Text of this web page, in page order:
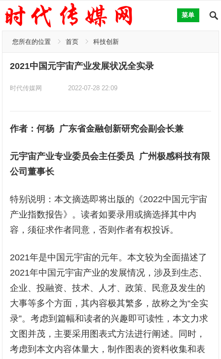
菜单
您所在的位置 首页 科技创新
2021中国元宇宙产业发展状况全实录
时代传媒网 2022-07-28 22:09
作者：何杨 广东省金融创新研究会副会长兼
元宇宙产业专业委员会主任委员 广州极感科技有限
公司董事长
特别说明：本文摘选即将出版的《2022中国元宇宙
产业指数报告》。读者如要录用或摘选择其中内
容，须征求作者同意，否则作者有权投诉。
2021年是中国元宇宙的元年。本文较为全面描述了
2021年中国元宇宙产业的发展情况，涉及到生态、
企业、投融资、技术、人才、政策、民意及发生的
大事等多个方面，其内容极其繁多，故称之为“全实
录”。考虑到篇幅和读者的兴趣即可读性，本文力求
文图并茂，主要采用图表式方法进行阐述。同时，
考虑到本文内容体量大，制作图表的资料收集和表